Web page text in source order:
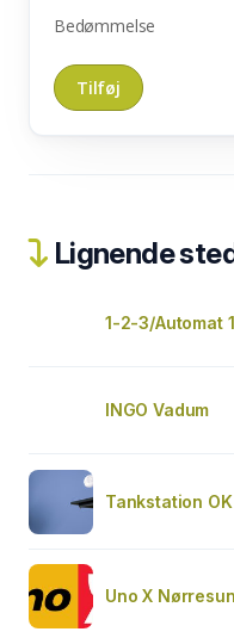
Bedømmelse
Lignende
1-2-3/Automat
INGO Vadum
Tankstation
Uno X